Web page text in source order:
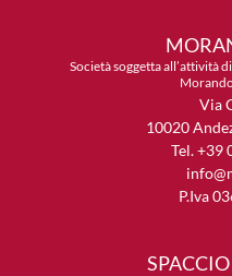
Società soggetta all’attività
Via
10020
Tel. +39
P.Iva